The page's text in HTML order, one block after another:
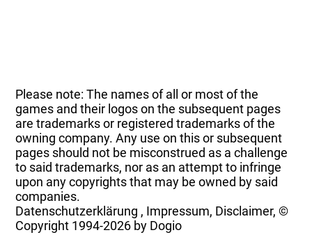
Please note: The names of all or most of the
games and their logos on the subsequent pages
are trademarks or registered trademarks of the
owning company. Any use on this or subsequent
pages should not be misconstrued as a challenge
to said trademarks, nor as an attempt to infringe
upon any copyrights that may be owned by said
companies.
Datenschutzerklärung , Impressum, Disclaimer, ©
Copyright 1994-2026 by Dogio